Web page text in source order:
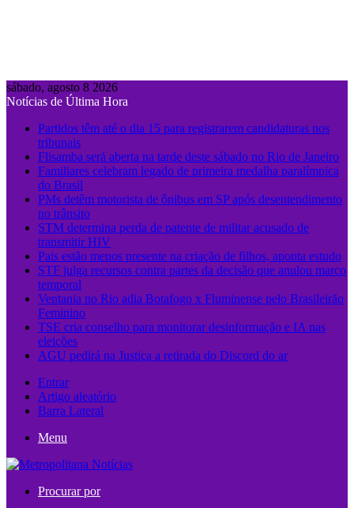
sábado, agosto 8 2026
Notícias de Última Hora
Partidos têm até o dia 15 para registrarem candidaturas nos
tribunais
Flisamba será aberta na tarde deste sábado no Rio de Janeiro
Familiares celebram legado de primeira medalha paralímpica
do Brasil
PMs detêm motorista de ônibus em SP após desentendimento
no trânsito
STM determina perda de patente de militar acusado de
transmitir HIV
Pais estão menos presente na criação de filhos, aponta estudo
STF julga recursos contra partes da decisão que anulou marco
temporal
Ventania no Rio adia Botafogo x Fluminense pelo Brasileirão
Feminino
TSE cria conselho para monitorar desinformação e IA nas
eleições
AGU pedirá na Justiça a retirada do Discord do ar
Entrar
Artigo aleatório
Barra Lateral
Menu
Procurar por